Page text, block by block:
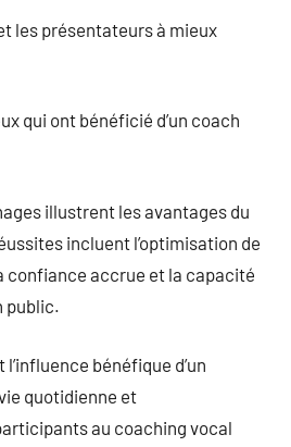
les présentateurs à mieux
qui ont bénéficié d’un coach
illustrent les avantages du
incluent l’optimisation de
confiance accrue et la capacité
public.
bénéfique d’un
quotidienne et
au coaching vocal